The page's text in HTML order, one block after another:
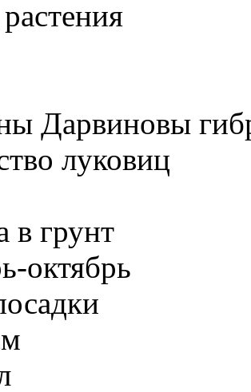
Дарвиновы
луковиц
в грунт
октябрь